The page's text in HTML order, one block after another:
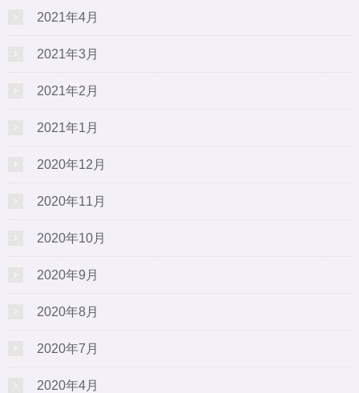
2021年4月
2021年3月
2021年2月
2021年1月
2020年12月
2020年11月
2020年10月
2020年9月
2020年8月
2020年7月
2020年4月